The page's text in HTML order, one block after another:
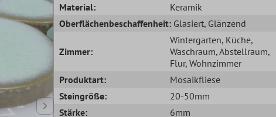
Material:
Keramik
Oberflächenbeschaffenheit: Glasiert, Glänzend
Zimmer:
Wintergarten, Küche,
Waschraum, Abstellraum,
Flur, Wohnzimmer
Produktart:
Mosaikfliese
Steingröße:
20-50mm
Stärke:
6mm